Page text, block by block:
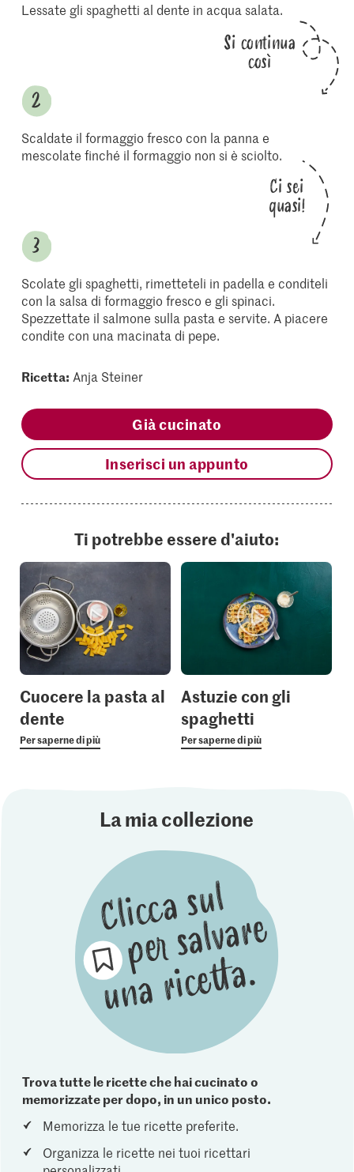
Lessate gli spaghetti al dente in acqua salata.
Si continua
così
Scaldate il formaggio fresco con la panna e
mescolate finché il formaggio non si è sciolto.
Ci sei
quasi!
Scolate gli spaghetti, rimetteteli in padella e conditeli
con la salsa di formaggio fresco e gli spinaci.
Spezzettate il salmone sulla pasta e servite. A piacere
condite con una macinata di pepe.
Ricetta: Anja Steiner
Già cucinato
Inserisci un appunto
Ti potrebbe essere d'aiuto:
Cuocere la pasta al
dente
Per saperne di più
Astuzie con gli
spaghetti
Per saperne di più
La mia collezione
Trova tutte le ricette che hai cucinato o
memorizzate per dopo, in un unico posto.
Memorizza le tue ricette preferite.
Organizza le ricette nei tuoi ricettari